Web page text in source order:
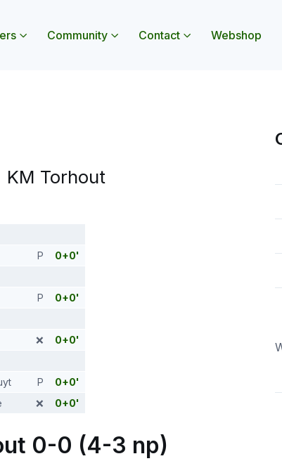
openen
Submenu Supporters openen
Community
Submenu Community openen
Contact
Submenu Contact
Webshop
KM Torhout
0+0'
P
0+0'
P
0+0'
❌
0+0'
P
0+0'
❌
0-0 (4-3 np)